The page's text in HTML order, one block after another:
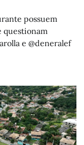
possuem
questionam
e @deneralef